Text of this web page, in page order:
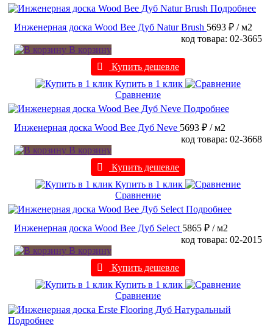
Подробнее
Инженерная доска Wood Bee Дуб Natur Brush 5693 ₽ / м2
код товара: 02-3665
В корзину
Купить дешевле
Купить в 1 клик
Сравнение
Подробнее
Инженерная доска Wood Bee Дуб Neve 5693 ₽ / м2
код товара: 02-3668
В корзину
Купить дешевле
Купить в 1 клик
Сравнение
Подробнее
Инженерная доска Wood Bee Дуб Select 5865 ₽ / м2
код товара: 02-2015
В корзину
Купить дешевле
Купить в 1 клик
Сравнение
Подробнее